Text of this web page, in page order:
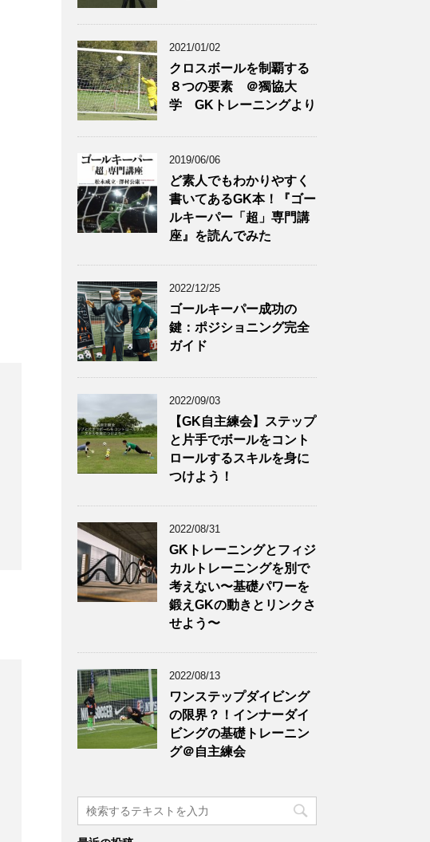
2021/01/02
クロスボールを制覇する
８つの要素 ＠獨協大
学 GKトレーニングより
2019/06/06
ど素人でもわかりやすく
書いてあるGK本！『ゴー
ルキーパー「超」専門講
座』を読んでみた
2022/12/25
ゴールキーパー成功の
鍵：ポジショニング完全
ガイド
2022/09/03
【GK自主練会】ステップ
と片手でボールをコント
ロールするスキルを身に
つけよう！
2022/08/31
GKトレーニングとフィジ
カルトレーニングを別で
考えない〜基礎パワーを
鍛えGKの動きとリンクさ
せよう〜
2022/08/13
ワンステップダイビング
の限界？！インナーダイ
ビングの基礎トレーニン
グ＠自主練会